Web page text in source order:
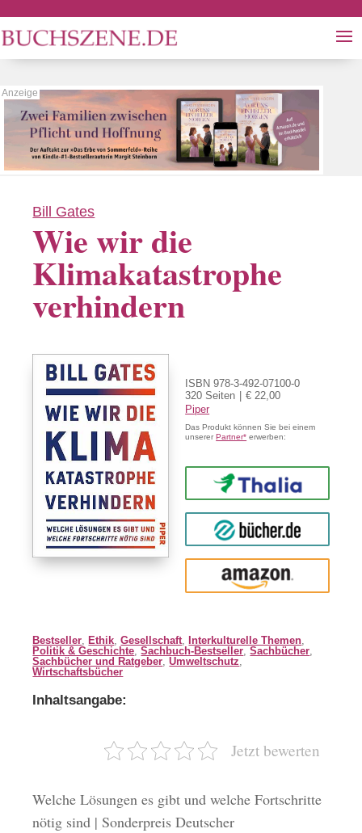
Bill Gates
Wie wir die
Klimakatastrophe
verhindern
ISBN 978-3-492-07100-0
320 Seiten
€ 22,00
Piper
Das Produkt können Sie bei einem
unsererPartner* erwerben:
Thalia
buecher.de
Amazon
Bestseller ,Ethik ,Gesellschaft ,Interkulturelle Themen
Politik & Geschichte ,Sachbuch-Bestseller ,Sachbücher
Sachbücher und Ratgeber ,Umweltschutz
Wirtschaftsbücher
Inhaltsangabe:
Jetzt bewerten
Welche Lösungen es gibt und welche Fortschritte
nötig sind | Sonderpreis Deutscher